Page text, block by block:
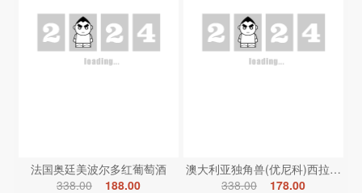
法国奥廷美波尔多红葡萄酒
338.00
188.00
澳大利亚独角兽(优尼科)西拉红葡
338.00
178.00